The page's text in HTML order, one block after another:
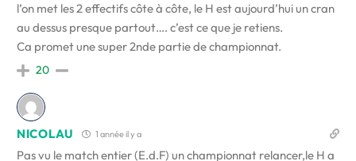
l’on met les 2 effectifs côte à côte, le H est aujourd’hui un cran
au dessus presque partout…. c’est ce que je retiens.
Ca promet une super 2nde partie de championnat.
20
NICOLAU 1 année il y a
Pas vu le match entier (E.d.F) un championnat relancer,le H a